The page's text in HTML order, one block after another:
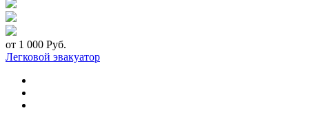
от 1 000 Руб.
Легковой эвакуатор